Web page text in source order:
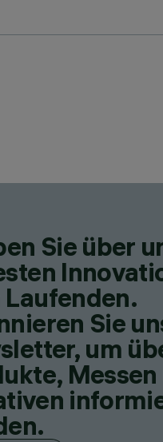
Sie über
Laufenden.
Sie
um